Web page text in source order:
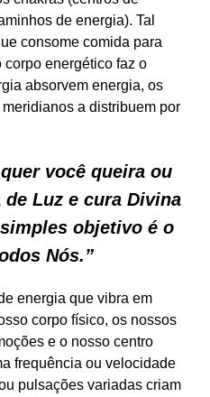
de energia). Tal
consome comida para
corpo energético faz o
absorvem energia, os
a distribuem por
você queira ou
Luz e cura Divina
objetivo é o
Nós.”
energia que vibra em
corpo físico, os nossos
e o nosso centro
frequência ou velocidade
pulsações variadas criam